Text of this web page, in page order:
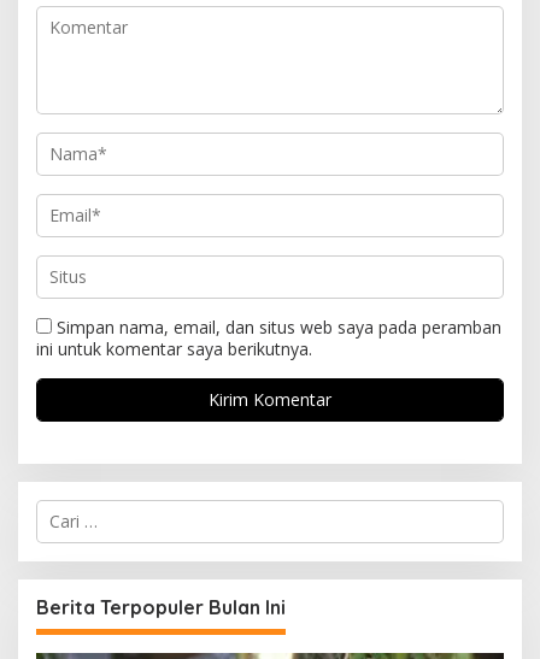
Simpan nama, email, dan situs web saya pada peramban
ini untuk komentar saya berikutnya.
C
i
u
n
t
Berita Terpopuler Bulan Ini